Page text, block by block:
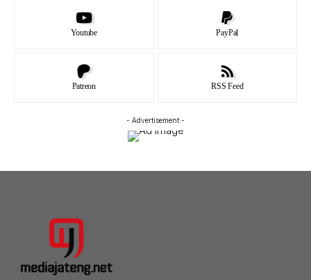
Youtube PayPal
Patreon RSS Feed
- Advertisement -